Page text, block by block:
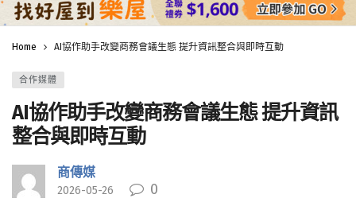
Home AI協作助手改變商務會議生態 提升資訊整合與即時互動
合作媒體
AI協作助手改變商務會議生態 提升資訊
整合與即時互動
商傳媒
2026-05-26 0